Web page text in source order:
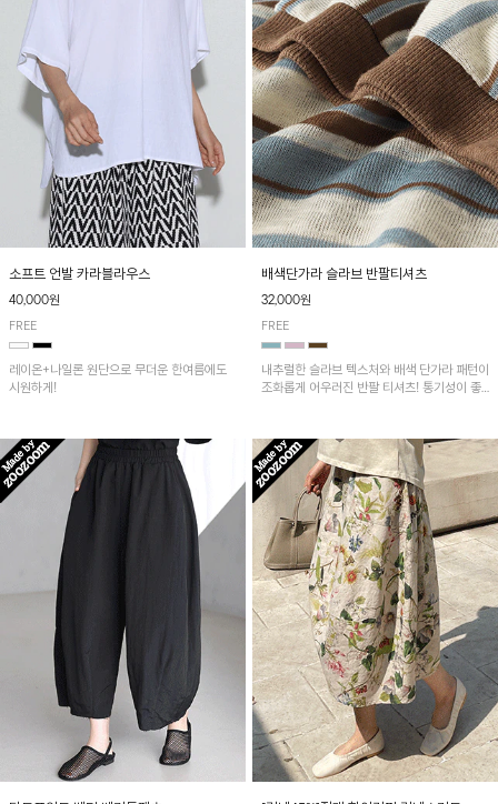
소프트 언발 카라블라우스
40,000원
FREE
레이온+나일론 원단으로 무더운 한여름에도
시원하게!
배색단가라 슬라브 반팔티셔츠
32,000원
FREE
내추럴한 슬라브 텍스처와 배색 단가라 패턴이
조화롭게 어우러진 반팔 티셔츠! 통기성이 좋